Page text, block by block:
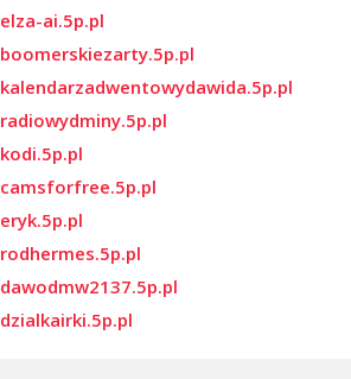
elza-ai.5p.pl
boomerskiezarty.5p.pl
kalendarzadwentowydawida.5p.pl
radiowydminy.5p.pl
kodi.5p.pl
camsforfree.5p.pl
eryk.5p.pl
rodhermes.5p.pl
dawodmw2137.5p.pl
dzialkairki.5p.pl